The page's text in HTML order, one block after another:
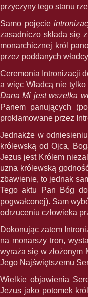
przyczyny tego stanu
Samo pojęcie
zasadniczo składa się
monarchicznej król
przez poddanych
Ceremonia Intronizacji
a więc Władcą nie
Dana Mi jest wszelka
Panem panujących
proklamowane przez
Jednakże w
królewską od Ojca,
Jezus jest Królem
uzna królewską
zbawienie, to jednak
Tego aktu Pan Bóg
pogwałconej). Sam
odrzuceniu człowieka
Dokonując zatem
na monarszy tron,
wyraża się w złożonym
Jego Najświętszemu
Wielkie objawienia
Jezus jako potomek